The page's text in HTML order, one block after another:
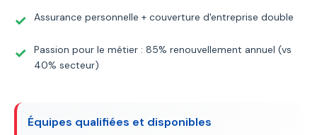
Assurance personnelle + couverture d'entreprise double
Passion pour le métier : 85% renouvellement annuel (vs
40% secteur)
Équipes qualifiées et disponibles